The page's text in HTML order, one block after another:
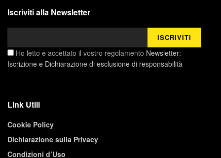
Iscriviti alla Newsletter
Ho letto e accettato il vostro regolamento Newsletter:
Iscrizione e Dichiarazione di esclusione di responsabilità
Link Utili
Cookie Policy
Dichiarazione sulla Privacy
Condizioni d’Uso